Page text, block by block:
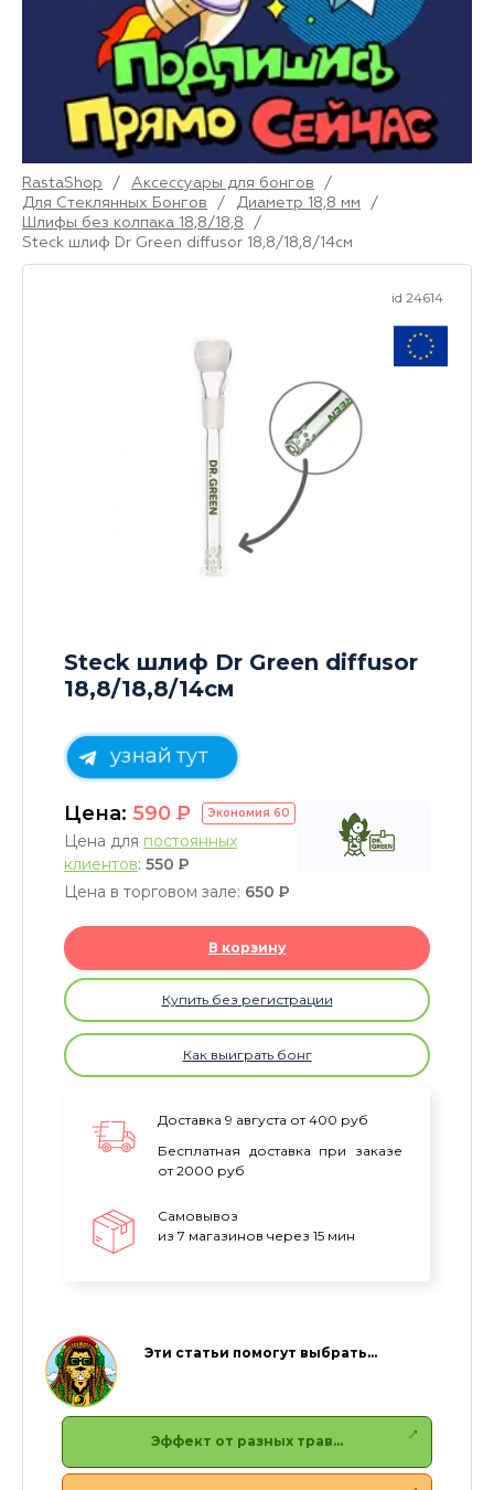
RastaShop / Аксессуары для бонгов
/
Для Стеклянных Бонгов
/ Диаметр 18,8 мм
/
Шлифы без колпака 18,8/18,8
/
Steck шлиф Dr Green diffusor 18,8/18,8/14см
id 24614
Steck шлиф Dr Green diffusor
18,8/18,8/14см
узнай тут
Цена: 590 P Экономия 60
Цена для постоянных
клиентов: 550 P
Цена в торговом зале: 650 P
В корзину
Купить без регистрации
Как выиграть бонг
Доставка 9 августа от 400 руб
Бесплатная доставка при заказе
от 2000 руб
Самовывоз
из 7 магазинов через 15 мин
Эти статьи помогут выбрать…
Эффект от разных трав…